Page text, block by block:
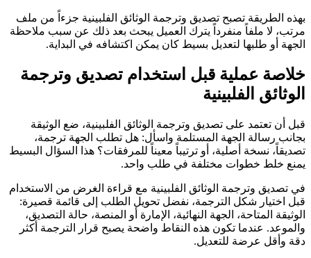
بهذه الطريقة تصبح تصديق وترجمة الوثائق الفلبينية جزءاً من ملف
مرتب، لا ملفاً منفرداً يترك العميل يبحث بعد ذلك عن سبب ملاحظة
الجهة أو طلبها لتعديل بسيط كان يمكن اكتشافه في البداية.
خلاصة عملية قبل استخدام تصديق وترجمة
الوثائق الفلبينية
قبل أن تعتمد على تصديق وترجمة الوثائق الفلبينية، ضع الوثيقة
بجانب رسالة الجهة المستلمة واسأل: هل تطلب الجهة ترجمة،
تصديقاً، نسخة أصلية، أو ترتيباً معيناً للمرفقات؟ هذا السؤال البسيط
يمنع خلط خطوات مختلفة في طلب واحد.
في تصديق وترجمة الوثائق الفلبينية مع قراءة الغرض من الاستخدام
قبل اختيار شكل الترجمة، نفضل تحويل الطلب إلى قائمة قصيرة:
الوثيقة المتاحة، الجهة النهائية، الإمارة أو المنصة، حالة التصديق،
والموعد. عندما تكون هذه النقاط واضحة يصبح قرار الترجمة أكثر
دقة وأقل عرضة للتعديل.